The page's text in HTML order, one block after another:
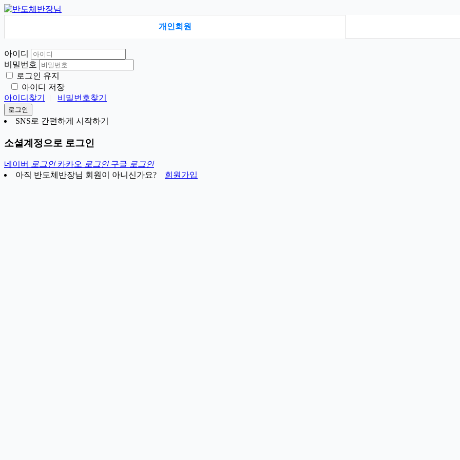
개인회원
아이디
비밀번호
로그인 유지
아이디 저장
아이디찾기
비밀번호찾기
로그인
SNS로 간편하게 시작하기
소셜계정으로 로그인
네이버 로그인 카카오 로그인 구글 로그인
아직 반도체반장님 회원이 아니신가요? 회원가입